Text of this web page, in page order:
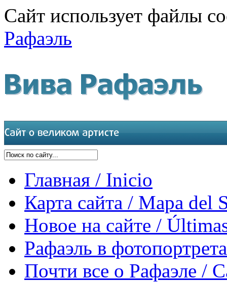
Сайт использует файлы
Рафаэль
Главная / Inicio
Карта сайта / Mapa del
Новое на сайте /
Рафаэль в
Почти все о Рафаэле /